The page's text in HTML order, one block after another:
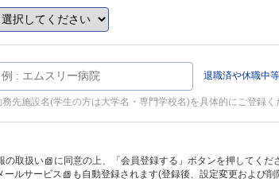
退職済や休職中
務先施設名(学生の方は大学名・専門学校名)を具体的にご登録く
の取扱い
に同意の上、「会員登録する」ボタンを押してくだ
ールサービス も自動登録されます(登録後、設定変更および